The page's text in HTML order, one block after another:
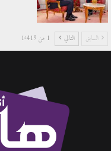
السابق التالي 1 من 1٬419